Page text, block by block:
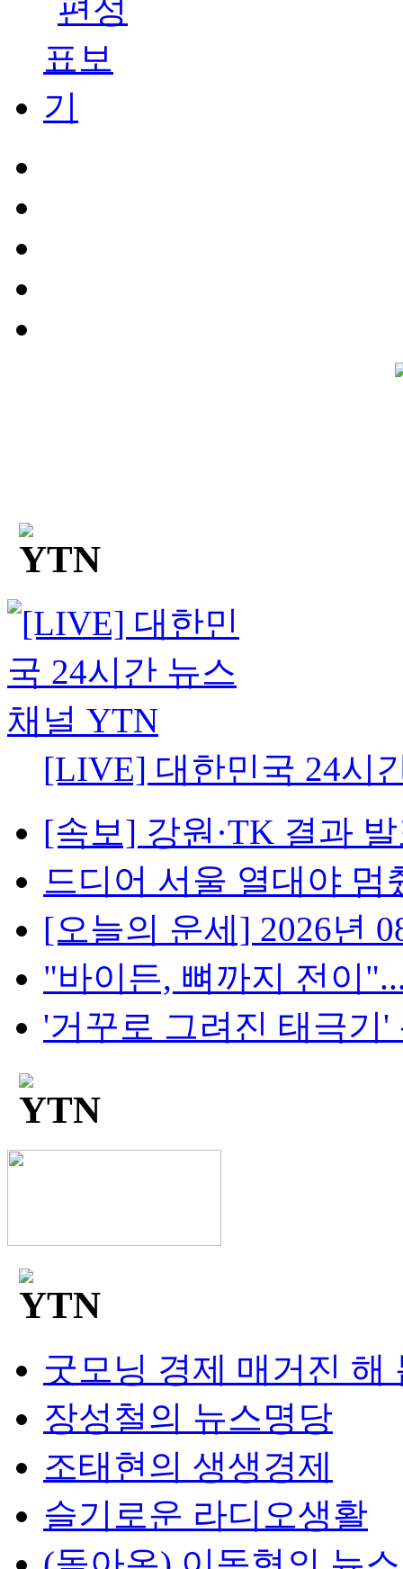
[LIVE] 대한민국 24시
[속보] 강원·TK 결과
드디어 서울 열대야 멈
[오늘의 운세] 2026년
"바이든, 뼈까지 전이
'거꾸로 그려진 태극기'
굿모닝 경제 매거진 해
장성철의 뉴스명당
조태현의 생생경제
슬기로운 라디오생활